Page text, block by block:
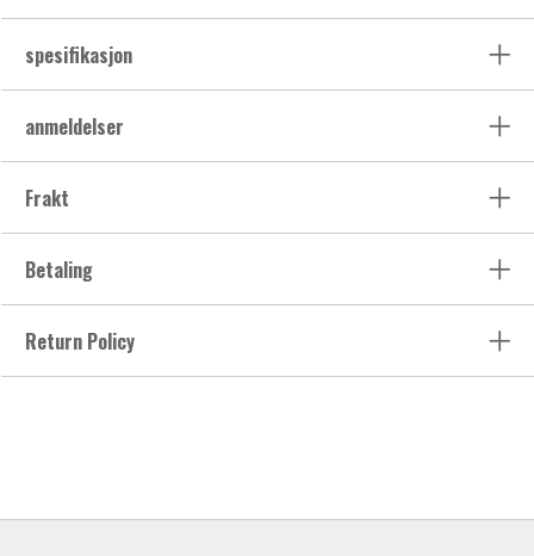
spesifikasjon
anmeldelser
Frakt
Betaling
Return Policy